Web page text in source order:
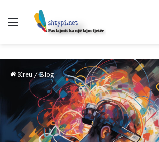
Menu
Kreu /Blog